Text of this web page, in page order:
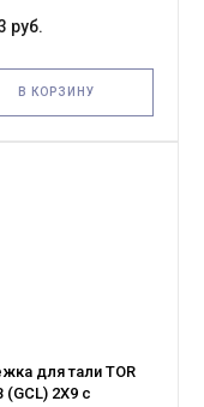
(G)
руб.
В КОРЗИНУ
для тали TOR
(GCL) 2Х9 с